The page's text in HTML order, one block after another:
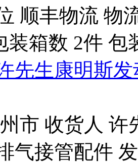
顺丰物流 物
装箱数 2件 包
先生康明斯
市 收货人 许
气接管配件